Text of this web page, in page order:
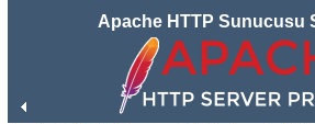
Apache HTTP Sunucusu